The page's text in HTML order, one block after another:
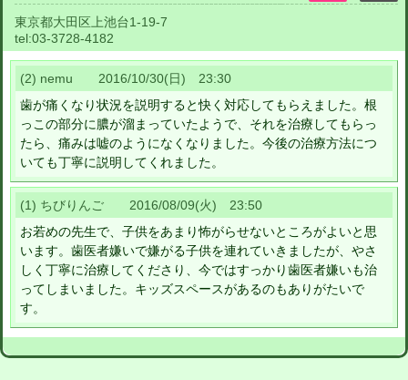
東京都大田区上池台1-19-7
tel:03-3728-4182
(2) nemu 2016/10/30(日) 23:30
歯が痛くなり状況を説明すると快く対応してもらえました。根
っこの部分に膿が溜まっていたようで、それを治療してもらっ
たら、痛みは嘘のようになくなりました。今後の治療方法につ
いても丁寧に説明してくれました。
(1) ちびりんご 2016/08/09(火) 23:50
お若めの先生で、子供をあまり怖がらせないところがよいと思
います。歯医者嫌いで嫌がる子供を連れていきましたが、やさ
しく丁寧に治療してくださり、今ではすっかり歯医者嫌いも治
ってしまいました。キッズスペースがあるのもありがたいで
す。